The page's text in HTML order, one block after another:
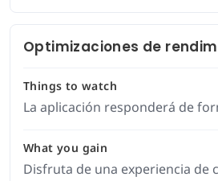
Optimizaciones de
Things to watch
La aplicación responderá de
What you gain
Disfruta de una experiencia de